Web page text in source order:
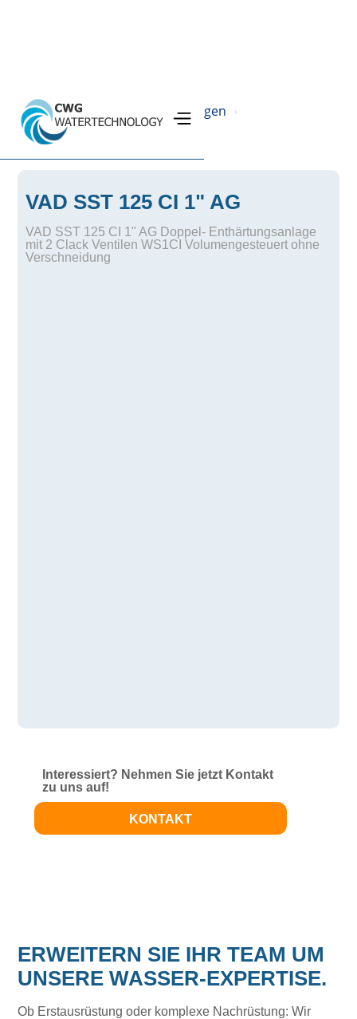
Home › Produkte Filteranlagen ›
SST Ionenaustauscheranlage
VAD SST 125 CI 1" AG
VAD SST 125 CI 1" AG Doppel- Enthärtungsanlage
mit 2 Clack Ventilen WS1CI Volumengesteuert ohne
Verschneidung
Interessiert? Nehmen Sie jetzt Kontakt
zu uns auf!
KONTAKT
ERWEITERN SIE IHR TEAM UM
UNSERE WASSER-EXPERTISE.
Ob Erstausrüstung oder komplexe Nachrüstung: Wir